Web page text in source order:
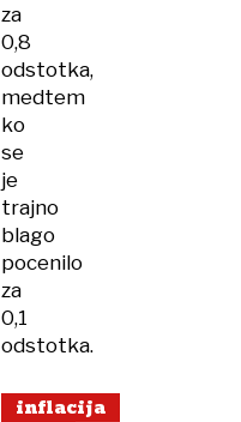
za
0,8
odstotka,
medtem
ko
se
je
trajno
blago
pocenilo
za
0,1
odstotka.
inflacija